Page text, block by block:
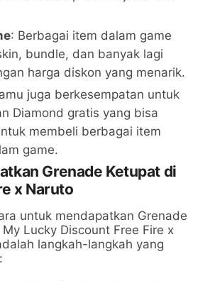
: Berbagai item dalam game
bundle, dan banyak lagi
harga diskon yang menarik.
juga berkesempatan untuk
Diamond gratis yang bisa
membeli berbagai item
game.
Grenade Ketupat di
x Naruto
untuk mendapatkan Grenade
Lucky Discount Free Fire x
langkah-langkah yang